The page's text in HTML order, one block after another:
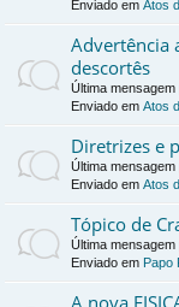
Enviado em Atos
Advertência
descortês
Última mensagem
Enviado em Atos
Diretrizes e
Última mensagem
Enviado em Atos
Tópico de
Última mensagem
Enviado em Papo
A nova